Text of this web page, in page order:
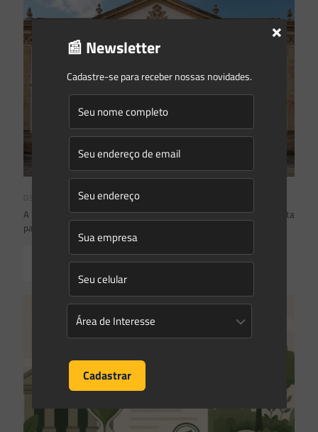
A inclusão de imóvel em inventário de patrimônio cultural não basta
para impor restrições ao direito de propriedade:
Read more
📰 Newsletter
Cadastre-se para receber nossas novidades.
×